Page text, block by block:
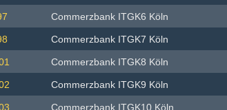
Commerzbank ITGK6 Köln
Commerzbank ITGK7 Köln
Commerzbank ITGK8 Köln
Commerzbank ITGK9 Köln
Commerzbank ITGK10 Köln